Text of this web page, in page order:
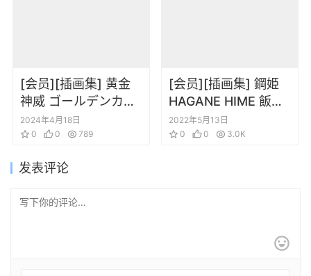
[会员][插画集] 黄金
神威 ゴールデンカム
イ公式ファンブック
探究者たちの記録
2024年4月18日
0
0 789
[会员][插画集] 鋼姫
HAGANE HIME 飯沼
俊規画集
2022年5月13日
0
0 3.0K
发表评论